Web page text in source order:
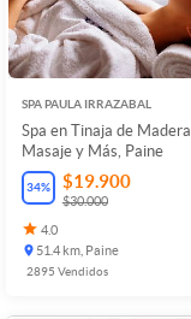
SPA PAULA IRRAZABAL
Spa en Tinaja de Madera,
Masaje y Más, Paine
34% $19.900
$30.000
4.0
51.4 km, Paine
2895 Vendidos